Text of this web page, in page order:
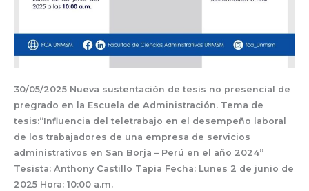
30/05/2025 Nueva sustentación de tesis no presencial de
pregrado en la Escuela de Administración. Tema de
tesis:“Influencia del teletrabajo en el desempeño laboral
de los trabajadores de una empresa de servicios
administrativos en San Borja – Perú en el año 2024”
Tesista: Anthony Castillo Tapia Fecha: Lunes 2 de junio de
2025 Hora: 10:00 a.m.